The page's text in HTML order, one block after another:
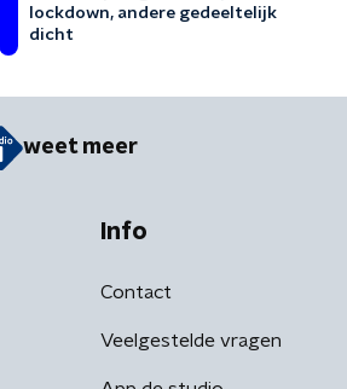
lockdown, andere gedeeltelijk
dicht
weet meer
Info
Contact
Veelgestelde vragen